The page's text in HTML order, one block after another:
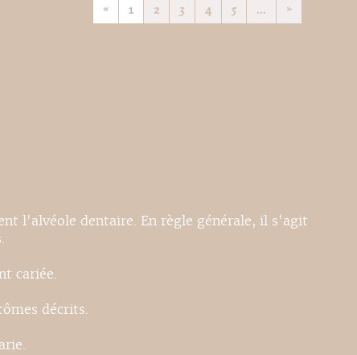
« 1 2 3 4 5 ... »
l'alvéole dentaire. En règle générale, il s'agit
cariée.
décrits.